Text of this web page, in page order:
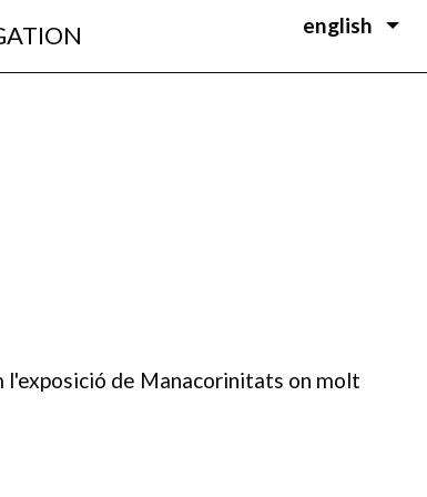
english
l'exposició de Manacorinitats on molt